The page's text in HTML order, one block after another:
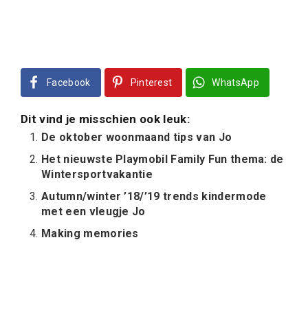
Facebook Pinterest WhatsApp
Dit vind je misschien ook leuk:
De oktober woonmaand tips van Jo
Het nieuwste Playmobil Family Fun thema: de
Wintersportvakantie
Autumn/winter ’18/’19 trends kindermode
met een vleugje Jo
Making memories